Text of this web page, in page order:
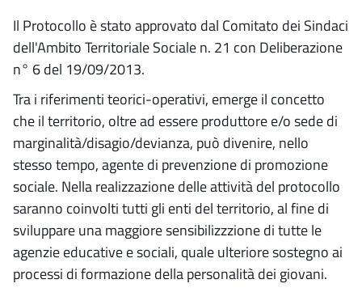
Il Protocollo è stato approvato dal Comitato dei Sindaci
dell'Ambito Territoriale Sociale n. 21 con Deliberazione
n° 6 del 19/09/2013.
Tra i riferimenti teorici-operativi, emerge il concetto
che il territorio, oltre ad essere produttore e/o sede di
marginalità/disagio/devianza, può divenire, nello
stesso tempo, agente di prevenzione di promozione
sociale. Nella realizzazione delle attività del protocollo
saranno coinvolti tutti gli enti del territorio, al fine di
sviluppare una maggiore sensibilizzzione di tutte le
agenzie educative e sociali, quale ulteriore sostegno ai
processi di formazione della personalità dei giovani.